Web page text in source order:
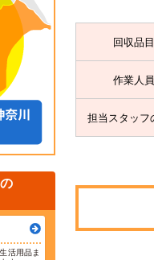
回収品目
作業人員
担当スタッフ
活用品ま